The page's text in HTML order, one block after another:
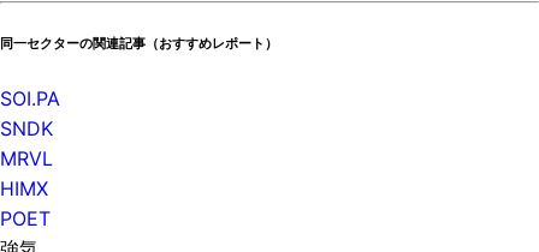
同一セクターの関連記事（おすすめレポート）
SOI.PA
SNDK
MRVL
HIMX
POET